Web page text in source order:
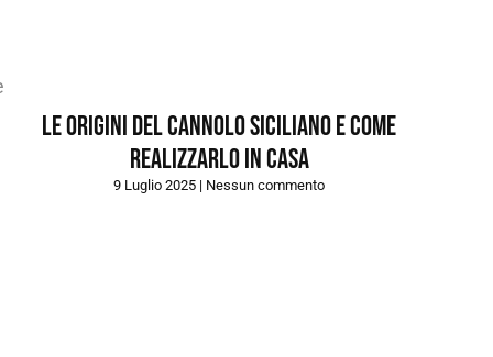
Le origini del cannolo siciliano e come
realizzarlo in casa
9 Luglio 2025 Nessun commento